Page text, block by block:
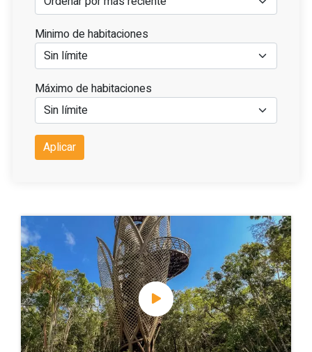
Minimo de habitaciones
Máximo de habitaciones
Aplicar